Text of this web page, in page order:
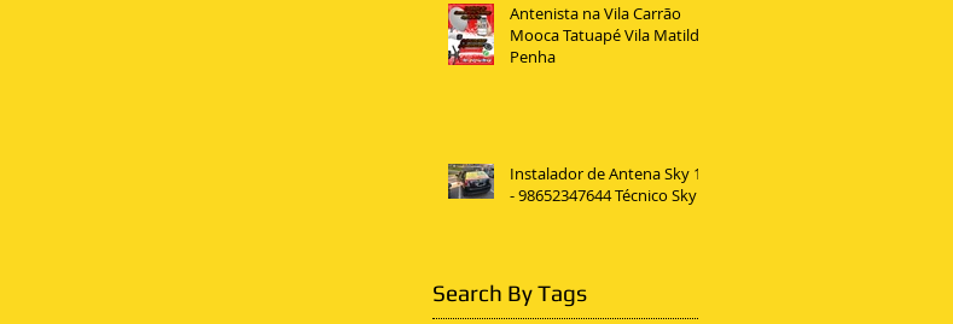
Antenista na Vila Carrão
Mooca Tatuapé Vila Matilde
Penha
Instalador de Antena Sky 11
- 98652347644 Técnico Sky
Search By Tags